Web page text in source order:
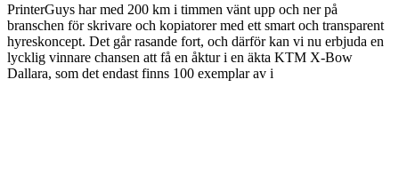
PrinterGuys har med 200 km i timmen vänt upp och ner på
branschen för skrivare och kopiatorer med ett smart och transparent
hyreskoncept. Det går rasande fort, och därför kan vi nu erbjuda en
lycklig vinnare chansen att få en åktur i en äkta KTM X-Bow
Dallara, som det endast finns 100 exemplar av i